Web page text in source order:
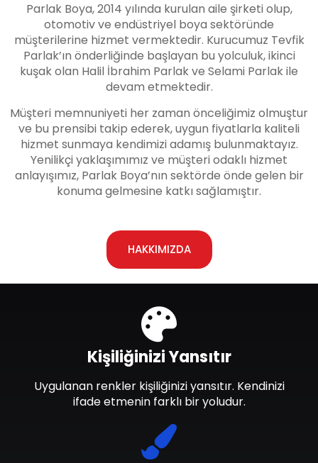
Parlak Boya, 2014 yılında kurulan aile şirketi olup,
otomotiv ve endüstriyel boya sektöründe
müşterilerine hizmet vermektedir. Kurucumuz Tevfik
Parlak’ın önderliğinde başlayan bu yolculuk, ikinci
kuşak olan Halil İbrahim Parlak ve Selami Parlak ile
devam etmektedir.
Müşteri memnuniyeti her zaman önceliğimiz olmuştur
ve bu prensibi takip ederek, uygun fiyatlarla kaliteli
hizmet sunmaya kendimizi adamış bulunmaktayız.
Yenilikçi yaklaşımımız ve müşteri odaklı hizmet
anlayışımız, Parlak Boya’nın sektörde önde gelen bir
konuma gelmesine katkı sağlamıştır.
HAKKIMIZDA
Kişiliğinizi Yansıtır
Uygulanan renkler kişiliğinizi yansıtır. Kendinizi
ifade etmenin farklı bir yoludur.